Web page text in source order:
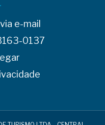
e-mail
0137